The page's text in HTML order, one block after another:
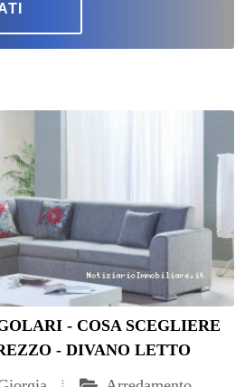
- COSA SCEGLIERE
- DIVANO LETTO